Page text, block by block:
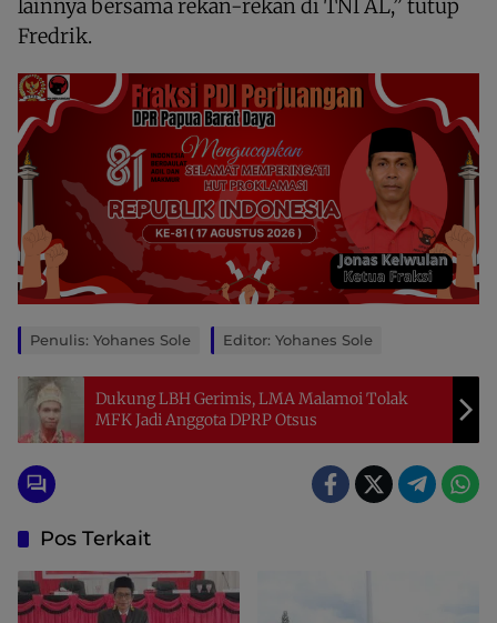
lainnya bersama rekan-rekan di TNI AL,” tutup
Fredrik.
Penulis: Yohanes Sole Editor: Yohanes Sole
Dukung LBH Gerimis, LMA Malamoi Tolak
MFK Jadi Anggota DPRP Otsus
Pos Terkait